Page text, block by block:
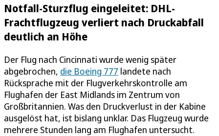
Notfall-Sturzflug eingeleitet: DHL-
Frachtflugzeug verliert nach Druckabfall
deutlich an Höhe
Der Flug nach Cincinnati wurde wenig später
abgebrochen, die Boeing 777 landete nach
Rücksprache mit der Flugverkehrskontrolle am
Flughafen der East Midlands im Zentrum von
Großbritannien. Was den Druckverlust in der Kabine
ausgelöst hat, ist bislang unklar. Das Flugzeug wurde
mehrere Stunden lang am Flughafen untersucht.